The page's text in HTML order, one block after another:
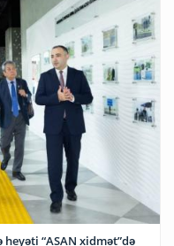
“ASAN xidmət”də